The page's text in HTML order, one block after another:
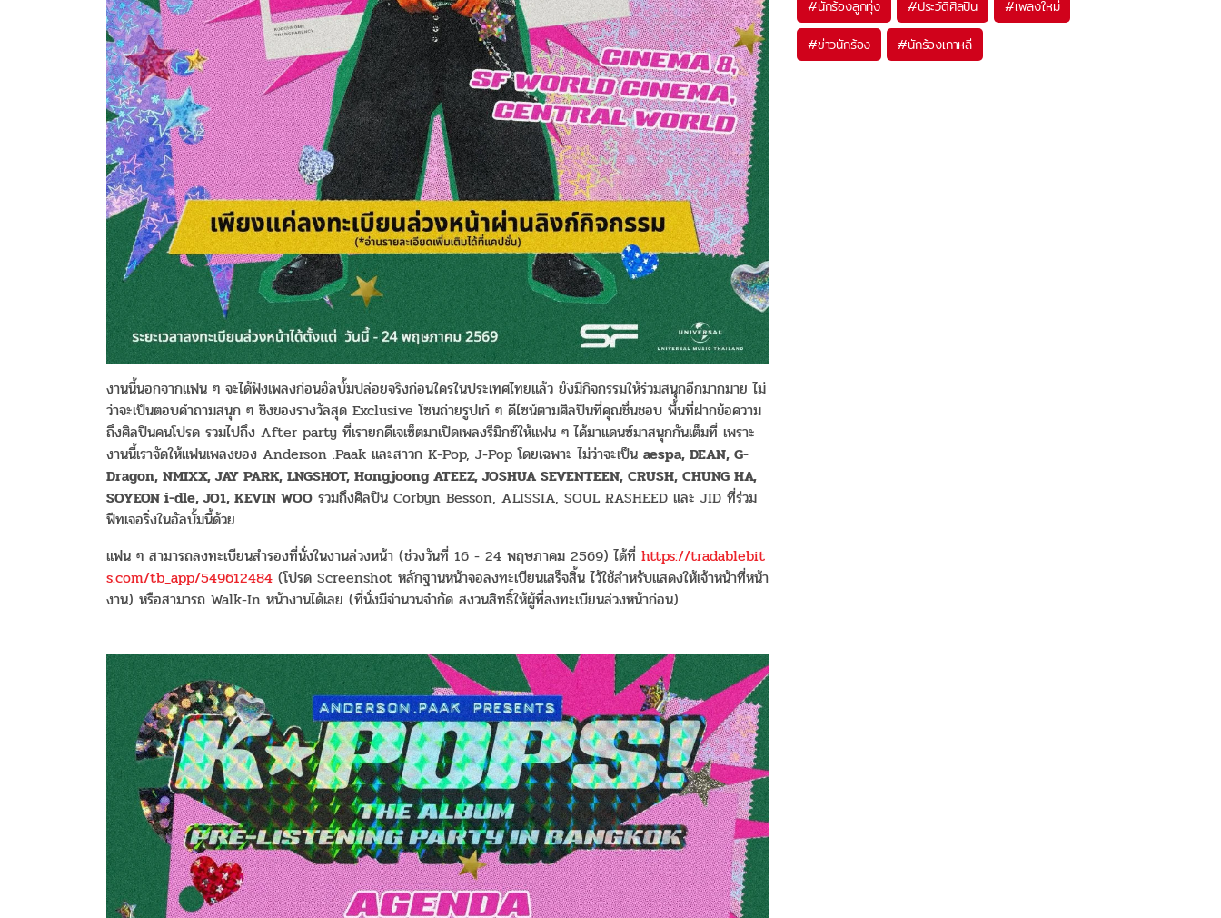
งานนี้นอกจากแฟน ๆ จะได้ฟังเพลงก่อนอัลบั้มปล่อยจริงก่อนใครในประเทศไทยแล้ว ยังมีกิจกรรมให้ร่วมสนุกอีกมากมาย ไม่
ว่าจะเป็นตอบคำถามสนุก ๆ ชิงของรางวัลสุด Exclusive โซนถ่ายรูปเก๋ ๆ ดีไซน์ตามศิลปินที่คุณชื่นชอบ พื้นที่ฝากข้อความ
ถึงศิลปินคนโปรด รวมไปถึง After party ที่เรายกดีเจเซ็ตมาเปิดเพลงรีมิกซ์ให้แฟน ๆ ได้มาแดนซ์มาสนุกกันเต็มที่ เพราะ
งานนี้เราจัดให้แฟนเพลงของ Anderson .Paak และสาวก K-Pop, J-Pop โดยเฉพาะ ไม่ว่าจะเป็น aespa, DEAN, G-
Dragon, NMIXX, JAY PARK, LNGSHOT, Hongjoong ATEEZ, JOSHUA SEVENTEEN, CRUSH, CHUNG HA,
SOYEON i-dle, JO1, KEVIN WOO รวมถึงศิลปิน Corbyn Besson, ALISSIA, SOUL RASHEED และ JID ที่ร่วม
ฟีทเจอริ่งในอัลบั้มนี้ด้วย
แฟน ๆ สามารถลงทะเบียนสำรองที่นั่งในงานล่วงหน้า (ช่วงวันที่ 16 - 24 พฤษภาคม 2569) ได้ที่ https://tradablebit
s.com/tb_app/549612484 (โปรด Screenshot หลักฐานหน้าจอลงทะเบียนเสร็จสิ้น ไว้ใช้สำหรับแสดงให้เจ้าหน้าที่หน้า
งาน) หรือสามารถ Walk-In หน้างานได้เลย (ที่นั่งมีจำนวนจำกัด สงวนสิทธิ์ให้ผู้ที่ลงทะเบียนล่วงหน้าก่อน)
#นักร้องลูกทุ่ง #ประวัติศิลปิน #เพลงใหม่
#ข่าวนักร้อง #นักร้องเกาหลี